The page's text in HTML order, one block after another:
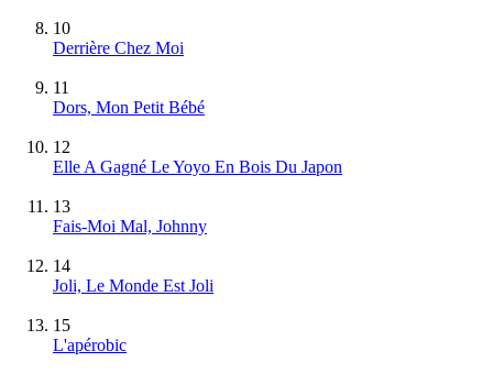
10
Derrière Chez Moi
11
Dors, Mon Petit Bébé
12
Elle A Gagné Le Yoyo En Bois Du Japon
13
Fais-Moi Mal, Johnny
14
Joli, Le Monde Est Joli
15
L'apérobic